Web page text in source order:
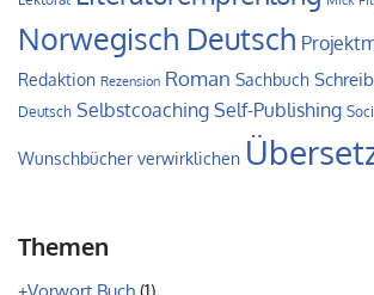
Norwegisch Deutsch
Redaktion Rezension Roman Sachbuch
Deutsch Selbstcoaching Self-Publishing
Wunschbücher verwirklichen
Themen
+Vorwort Buch (1)